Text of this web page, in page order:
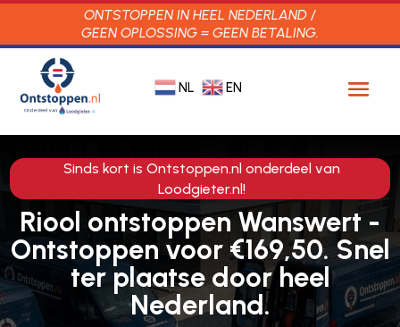
ONTSTOPPEN IN HEEL NEDERLAND /
GEEN OPLOSSING = GEEN BETALING.
NL EN
Sinds kort is Ontstoppen.nl onderdeel van
Loodgieter.nl!
Riool ontstoppen Wanswert -
Ontstoppen voor €169,50. Snel
ter plaatse door heel
Nederland.